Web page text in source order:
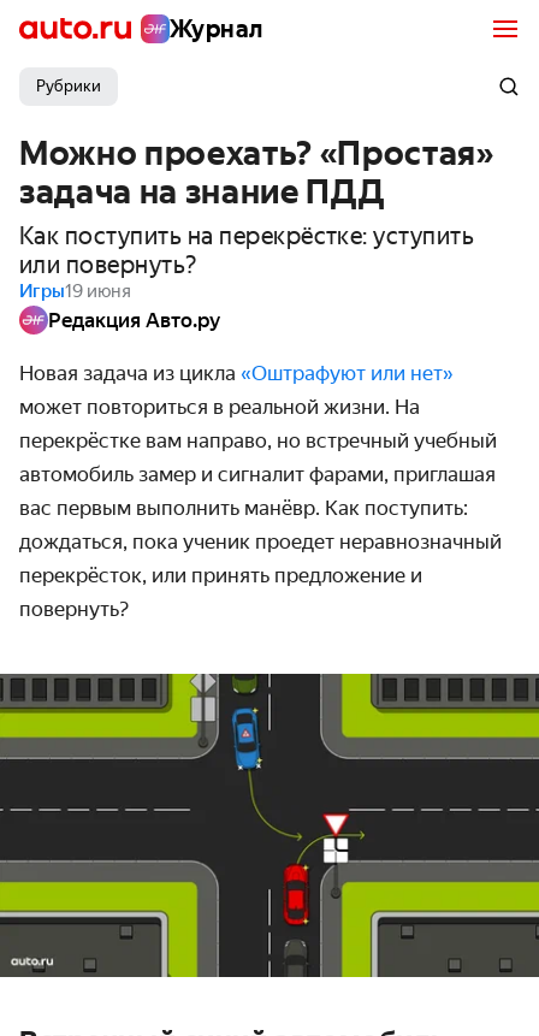
Журнал
Рубрики
Можно проехать? «Простая»
задача на знание ПДД
Как поступить на перекрёстке: уступить
или повернуть?
Игры19 июня
Редакция Авто.ру
Новая задача из цикла «Оштрафуют или нет»
может повториться в реальной жизни. На
перекрёстке вам направо, но встречный учебный
автомобиль замер и сигналит фарами, приглашая
вас первым выполнить манёвр. Как поступить:
дождаться, пока ученик проедет неравнозначный
перекрёсток, или принять предложение и
повернуть?